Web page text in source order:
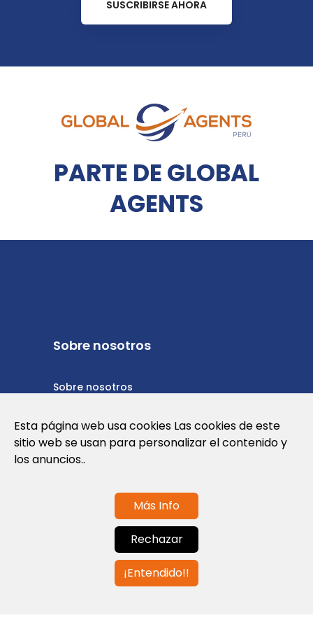
SUSCRIBIRSE AHORA
PARTE DE GLOBAL
AGENTS
Sobre nosotros
Sobre nosotros
Política de cookies
Contáctanos
info@globalagents.net
Esta página web usa cookies Las cookies de este
sitio web se usan para personalizar el contenido y
los anuncios..
Más Info
Rechazar
¡Entendido!!